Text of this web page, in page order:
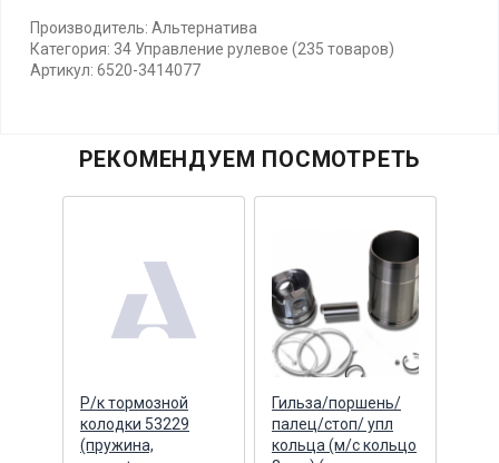
Производитель: Альтернатива
Категория: 34 Управление рулевое (235 товаров)
Артикул: 6520-3414077
РЕКОМЕНДУЕМ ПОСМОТРЕТЬ
Р/к тормозной
колодки 53229
(пружина,
Гильза/поршень/
палец/стоп/ упл
кольца (м/с кольцо